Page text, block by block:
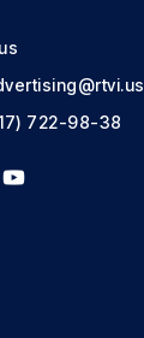
722-98-38